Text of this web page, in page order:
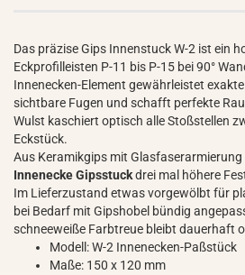
Das präzise Gips Innenstuck W-2 ist ein
Eckprofilleisten P-11 bis P-15 bei 90°
Innenecken-Element gewährleistet
sichtbare Fugen und schafft perfekte
Wulst kaschiert optisch alle Stoßstellen
Eckstück.
Aus Keramikgips mit
Innenecke Gipsstuckdrei mal höhere
Im Lieferzustand etwas vorgewölbt für
bei Bedarf mit Gipshobel bündig
schneeweiße Farbtreue bleibt dauerhaft
Modell: W-2 Innenecken-Paßstück
Maße: 150 x 120 mm